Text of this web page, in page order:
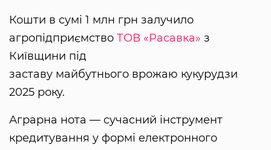
Кошти в сумі 1 млн грн залучило
агропідприємство ТОВ «Расавка» з
Київщини під
заставу майбутнього врожаю кукурудзи
2025 року.
Аграрна нота — сучасний інструмент
кредитування у формі електронного